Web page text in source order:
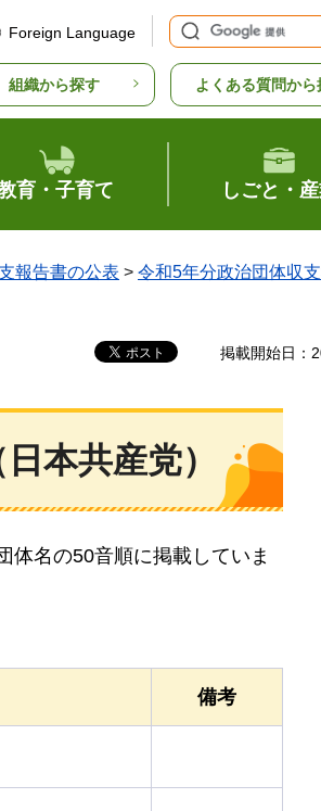
Foreign Language
組織から探す よくある質問から
育・子育て しごと・
報告書の公表 > 令和5年分政治団体収
掲載開始日：
本共産党）
体名の50音順に掲載していま
備考